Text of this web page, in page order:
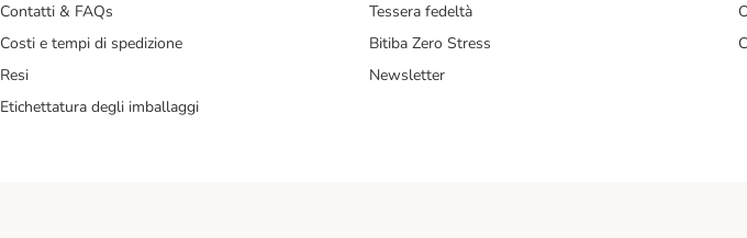
Contatti & FAQs
Costi e tempi di spedizione
Resi
Etichettatura degli imballaggi
Tessera fedeltà
Bitiba Zero Stress
Newsletter